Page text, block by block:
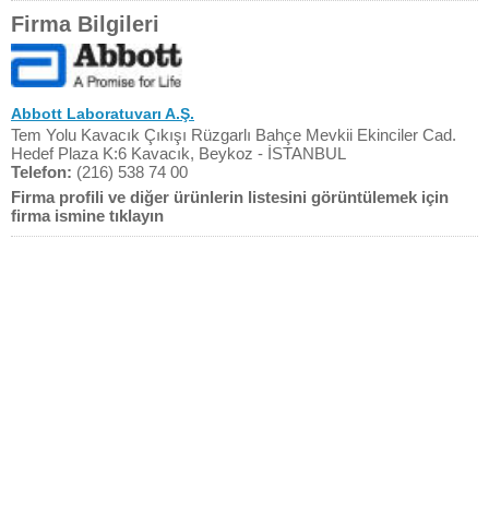
Firma Bilgileri
Abbott Laboratuvarı A.Ş.
Tem Yolu Kavacık Çıkışı Rüzgarlı Bahçe Mevkii Ekinciler Cad.
Hedef Plaza K:6 Kavacık, Beykoz - İSTANBUL
Telefon: (216) 538 74 00
Firma profili ve diğer ürünlerin listesini görüntülemek için
firma ismine tıklayın